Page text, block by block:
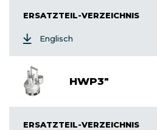
ERSATZTEIL-VERZEICHNIS
Englisch
HWP3"
ERSATZTEIL-VERZEICHNIS